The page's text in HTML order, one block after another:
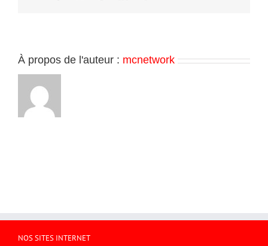
À propos de l'auteur : mcnetwork
NOS SITES INTERNET